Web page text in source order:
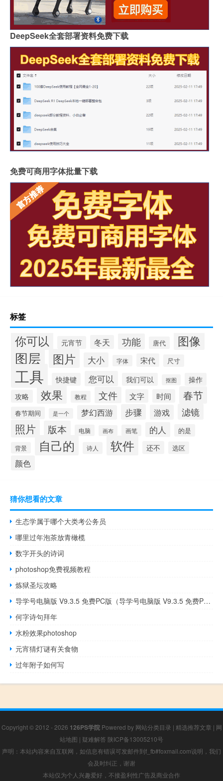
DeepSeek全套部署资料免费下载
免费可商用字体批量下载
标签
你可以 元宵节 冬天 功能 唐代 图像
图层 图片 大小 字体 宋代 尺寸
工具 快捷键 您可以 我们可以 抠图
操作
攻略
效果 教程 文件 文字 时间 春节
春节期间 是一个 梦幻西游 步骤 游戏 滤镜
照片 版本 电脑 画布 画笔 的人 的是
背景 自己的 诗人 软件 还不 选区
颜色
猜你想看的文章
生态学属于哪个大类考公务员
哪里过年泡茶放青橄榄
数字开头的诗词
photoshop免费视频教程
炼狱圣坛攻略
导学号电脑版 V9.3.5 免费PC版（导学号电脑版 V9.3.5 免费PC版功能简介）
何字诗句拜年
水粉效果photoshop
元宵猜灯谜有关食物
过年附子如何写
Copyright © 2012 - 2026 126PS学院Powered by 网站分类目录 | 精选推荐文章 | 网
站地图 | 疑难解答 陕ICP备13005210号
声明：本站内容来自互联网，如信息有错误可发邮件到f_fb#foxmail.com说明，我们
会及时纠正，谢谢
本站仅为个人兴趣爱好，不接盈利性广告及商业合作